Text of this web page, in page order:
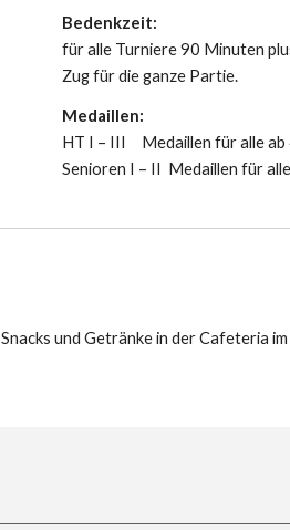
Bedenkzeit:
für alle Turniere 90 Minuten
Zug für die ganze Partie.
Medaillen:
HT I – III
Medaillen für alle
Senioren I – II Medaillen für
Snacks und Getränke in der Cafeteria